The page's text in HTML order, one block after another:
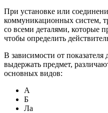
При установке или
коммуникационных систем,
со всеми деталями, которые
чтобы определить
В зависимости от показателя
выдержать предмет,
основных видов:
А
Б
Ла